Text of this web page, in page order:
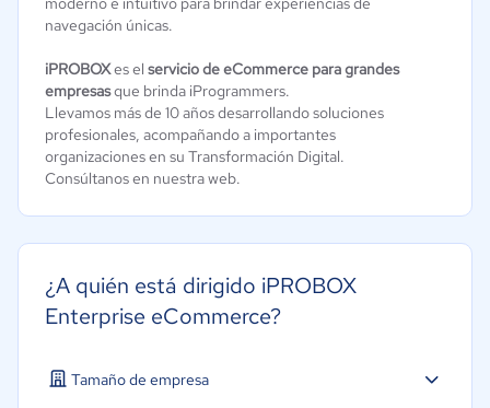
navegación únicas.
iPROBOXes el servicio de eCommerce para grandes
empresasque brinda iProgrammers.
Llevamos más de 10 años desarrollando soluciones
profesionales, acompañando a importantes
organizaciones en su Transformación Digital.
Consúltanos en nuestra web.
¿A quién está dirigido iPROBOX
Enterprise eCommerce?
Tamaño de empresa